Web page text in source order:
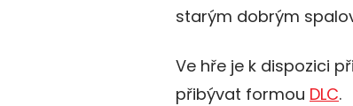
starým dobrým
Ve hře je k dispozici
přibývat formou DLC.